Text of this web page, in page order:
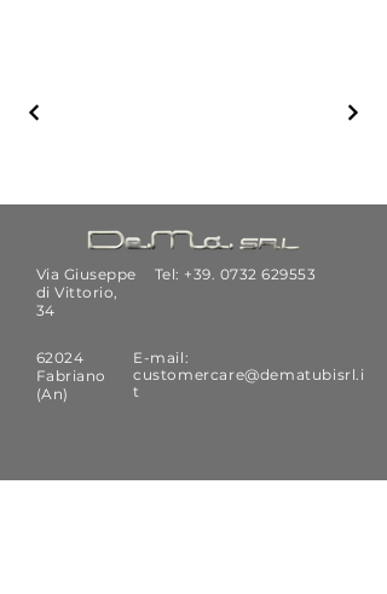
Via Giuseppe
di Vittorio,
34
Tel: +39. 0732 629553
62024
Fabriano
(An)
E-mail:
customercare@dematubisrl.i
t